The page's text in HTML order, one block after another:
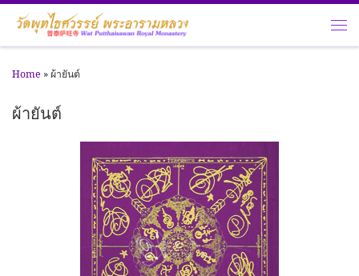
Skip to content
Home »ผ้ายันต์
ผ้ายันต์